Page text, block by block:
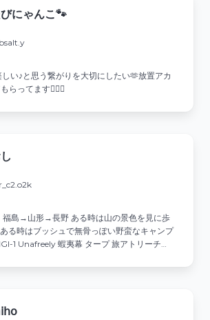
にゃんこ🐾
い♪と思う繋がりを大切にしたい🫶放置アカ
らってます🙇🏻‍♀️
福島→山形→長野 ある時は山の景色を見に歩
る時はブッシュで無骨っぽい野蛮なキャンプ
1 Unafreely 蝦夷幕 タープ 旅アトリーチ